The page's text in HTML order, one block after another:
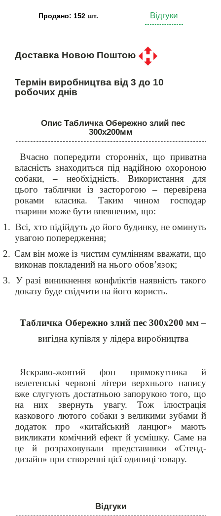
Продано: 152 шт. Відгуки
Доставка Новою Поштою
Термін виробництва від 3 до 10
робочих днів
Опис Табличка Обережно злий пес
300х200мм
Вчасно попередити сторонніх, що приватна
власність знаходиться під надійною охороною
собаки, – необхідність. Використання для
цього таблички із засторогою – перевірена
роками класика. Таким чином господар
тварини може бути впевненим, що:
1. Всі, хто підійдуть до його будинку, не оминуть
увагою попередження;
2. Сам він може із чистим сумлінням вважати, що
виконав покладений на нього обов’язок;
3. У разі виникнення конфліктів наявність такого
доказу буде свідчити на його користь.
Табличка Обережно злий пес 300х200 мм–
вигідна купівля у лідера виробництва
Яскраво-жовтий фон прямокутника й
велетенські червоні літери верхнього напису
вже слугують достатньою запорукою того, що
на них звернуть увагу. Тож ілюстрація
казкового лютого собаки з великими зубами й
додаток про «китайський ланцюг» мають
викликати комічний ефект й усмішку. Саме на
це й розраховували представники «Стенд-
дизайн» при створенні цієї одиниці товару.
Відгуки